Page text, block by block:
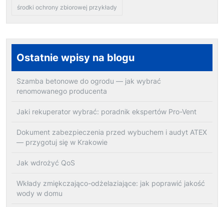
środki ochrony zbiorowej przykłady
Ostatnie wpisy na blogu
Szamba betonowe do ogrodu — jak wybrać
renomowanego producenta
Jaki rekuperator wybrać: poradnik ekspertów Pro-Vent
Dokument zabezpieczenia przed wybuchem i audyt ATEX
— przygotuj się w Krakowie
Jak wdrożyć QoS
Wkłady zmiękczająco-odżelaziające: jak poprawić jakość
wody w domu